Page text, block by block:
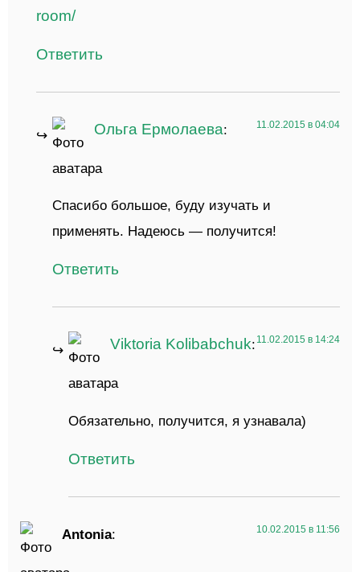
room/
Ответить
Ольга Ермолаева: 11.02.2015 в 04:04
Спасибо большое, буду изучать и
применять. Надеюсь — получится!
Ответить
Viktoria Kolibabchuk: 11.02.2015 в 14:24
Обязательно, получится, я узнавала)
Ответить
Antonia: 10.02.2015 в 11:56